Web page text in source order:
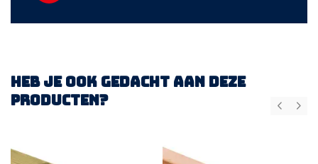
Heb je ook gedacht aan deze
producten?